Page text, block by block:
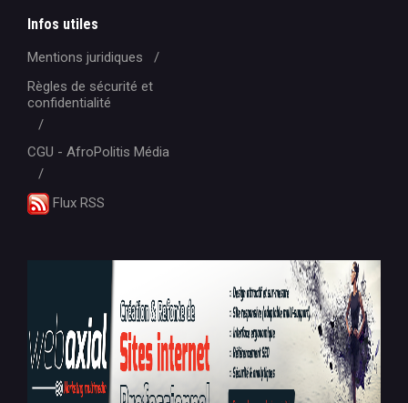
Infos utiles
Mentions juridiques
Règles de sécurité et
confidentialité
CGU - AfroPolitis Média
Flux RSS